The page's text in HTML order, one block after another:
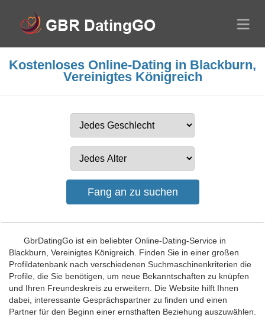
Kostenloses Online-Dating in Blackburn,
Vereinigtes Königreich
GbrDatingGo ist ein beliebter Online-Dating-Service in
Blackburn, Vereinigtes Königreich. Finden Sie in einer großen
Profildatenbank nach verschiedenen Suchmaschinenkriterien die
Profile, die Sie benötigen, um neue Bekanntschaften zu knüpfen
und Ihren Freundeskreis zu erweitern. Die Website hilft Ihnen
dabei, interessante Gesprächspartner zu finden und einen
Partner für den Beginn einer ernsthaften Beziehung auszuwählen.